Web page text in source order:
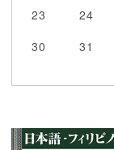
23
24
30
31